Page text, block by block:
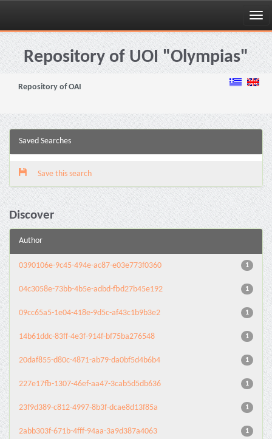
Skip
navigationRepository of UOI "Olympias"
Repository of OAI
Saved Searches
Save this search
Discover
Author
1
0390106e-9c45-494e-ac87-e03e773f0360
1
04c3058e-73bb-4b5e-adbd-fbd27b45e192
1
09cc65a5-1e04-418e-9d5c-af43c1b9b3e2
1
14b61ddc-83ff-4e3f-914f-bf75ba276548
1
20daf855-d80c-4871-ab79-da0bf5d4b6b4
1
227e17fb-1307-46ef-aa47-3cab5d5db636
1
23f9d389-c812-4997-8b3f-dcae8d13f85a
1
2abb303f-671b-4fff-94aa-3a9d387a4063